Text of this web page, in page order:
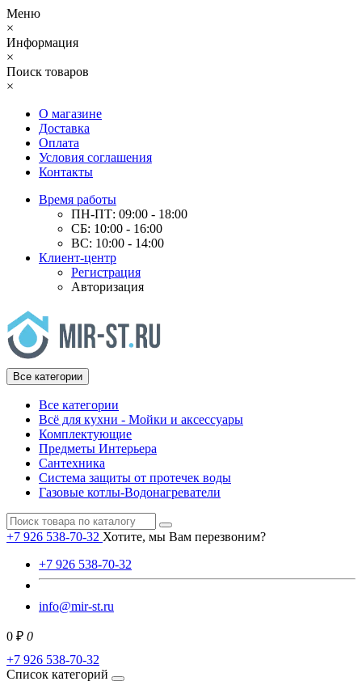
Меню
×
Информация
×
Поиск товаров
×
О магазине
Доставка
Оплата
Условия соглашения
Контакты
Время работы
ПН-ПТ: 09:00 - 18:00
СБ: 10:00 - 16:00
ВС: 10:00 - 14:00
Клиент-центр
Регистрация
Авторизация
Все категории
Все категории
Всё для кухни - Мойки и аксессуары
Комплектующие
Предметы Интерьера
Сантехника
Система защиты от протечек воды
Газовые котлы-Водонагреватели
+7 926 538-70-32 Хотите, мы Вам перезвоним?
+7 926 538-70-32
info@mir-st.ru
0 ₽ 0
+7 926 538-70-32
Список категорий